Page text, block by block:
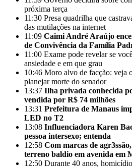
próxima terça
11:30 Presa quadrilha que
das mutilações na internet
11:09 Caimi André Araújo
de Convivência da Família
11:00 Exame pode revelar se
ansiedade e em que grau
10:46 Moro alvo de facção: veja
planejar morte do senador
13:37 Ilha privada conhecida
vendida por R$ 74 milhões
13:31 Prefeitura de Manaus
LED no T2
13:08 Influenciadora Karen
pessoa intersexo; entenda
12:58 Com marcas de
terreno baldio em avenida em
12:50 Durante 40 anos,